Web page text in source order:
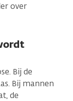
over
Bij de
Bij mannen
de